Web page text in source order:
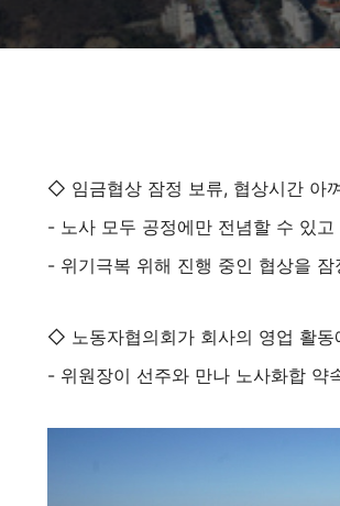
◇ 임금협상 잠정 보류, 협상시간 아
- 노사 모두 공정에만 전념할 수 있
- 위기극복 위해 진행 중인 협상을
◇ 노동자협의회가 회사의 영업 활동
- 위원장이 선주와 만나 노사화합 약